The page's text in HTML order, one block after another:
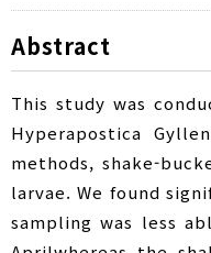
Abstract
This study was
Hyperapostica
methods, shake-
larvae. We found
sampling was less